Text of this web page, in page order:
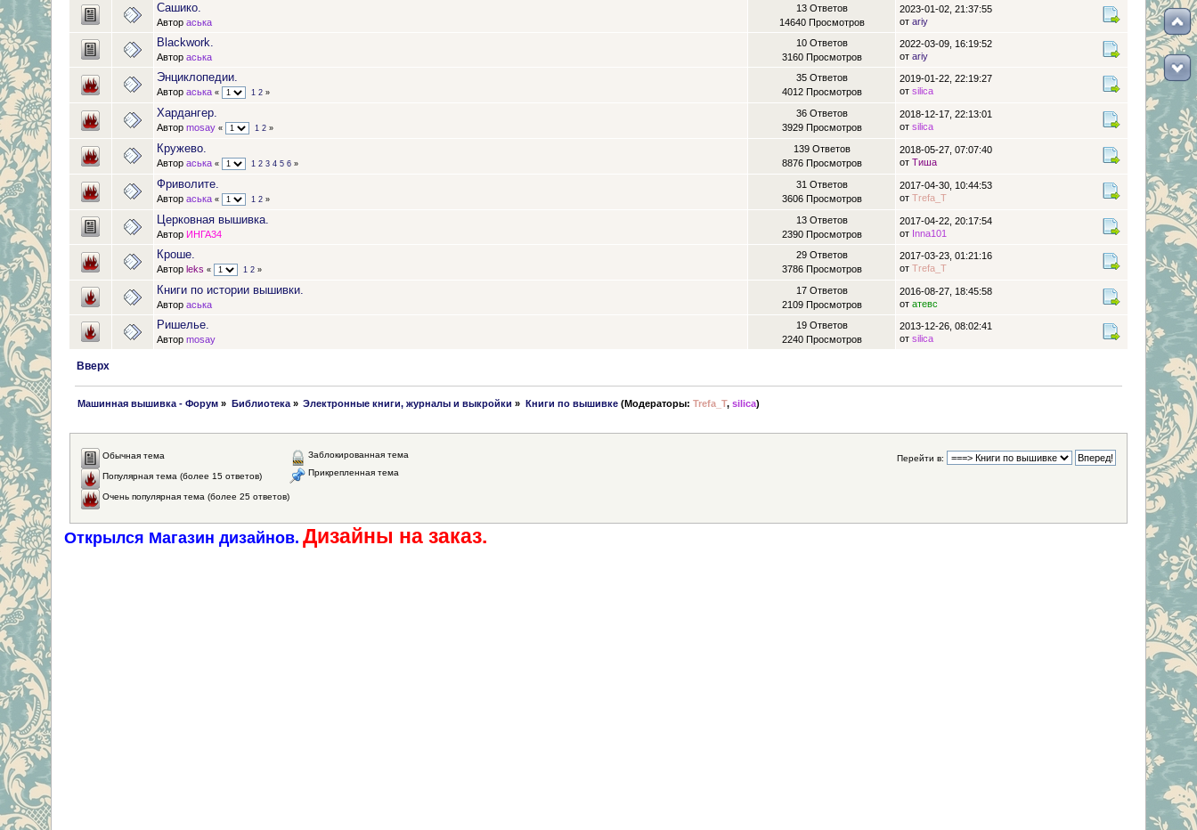
Сашико.
Автор аська
13 Ответов
14640 Просмотров
2023-01-02, 21:37:55
от ariy
Blackwork.
Автор аська
10 Ответов
3160 Просмотров
2022-03-09, 16:19:52
от ariy
Энциклопедии.
Автор аська « 1 2 »
35 Ответов
4012 Просмотров
2019-01-22, 22:19:27
от silica
Хардангер.
Автор mosay « 1 2 »
36 Ответов
3929 Просмотров
2018-12-17, 22:13:01
от silica
Кружево.
Автор аська « 1 2 3 4 5 6 »
139 Ответов
8876 Просмотров
2018-05-27, 07:07:40
от Тиша
Фриволите.
Автор аська « 1 2 »
31 Ответов
3606 Просмотров
2017-04-30, 10:44:53
от Trefa_T
Церковная вышивка.
Автор ИНГА34
13 Ответов
2390 Просмотров
2017-04-22, 20:17:54
от Inna101
Кроше.
Автор leks « 1 2 »
29 Ответов
3786 Просмотров
2017-03-23, 01:21:16
от Trefa_T
Книги по истории вышивки.
Автор аська
17 Ответов
2109 Просмотров
2016-08-27, 18:45:58
от атевс
Ришелье.
Автор mosay
19 Ответов
2240 Просмотров
2013-12-26, 08:02:41
от silica
Вверх
Машинная вышивка - Форум » Библиотека» Электронные книги, журналы и выкройки » Книги по вышивке(Модераторы: Trefa_T, silica)
Перейти в:
Обычная тема
Популярная тема (более 15 ответов)
Очень популярная тема (более 25 ответов)
Заблокированная тема
Прикрепленная тема
Открылся Магазин дизайнов. Дизайны на заказ.